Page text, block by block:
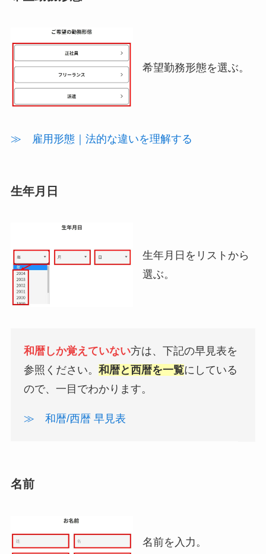
希望勤務形態を選ぶ。
≫ 雇用形態｜法的な違いを理解する
生年月日
生年月日をリストから
選ぶ。
和暦しか覚えていない方は、下記の早見表を
参照ください。和暦と西暦を一覧にしている
ので、一目でわかります。
≫ 和暦/西暦 早見表
名前
名前を入力。